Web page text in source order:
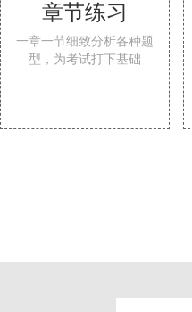
章节练习
一章一节细致分析各种题
型，为考试打下基础